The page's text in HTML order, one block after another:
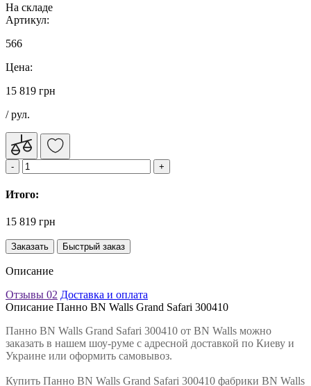
На складе
Артикул:
566
Цена:
15 819 грн
/ рул.
Итого:
15 819 грн
Заказать Быстрый заказ
Описание
Отзывы 02 Доставка и оплата
Описание Панно BN Walls Grand Safari 300410
Панно BN Walls Grand Safari 300410 от BN Walls можно
заказать в нашем шоу-руме с адресной доставкой по Киеву и
Украине или оформить самовывоз.
Купить Панно BN Walls Grand Safari 300410 фабрики BN Walls